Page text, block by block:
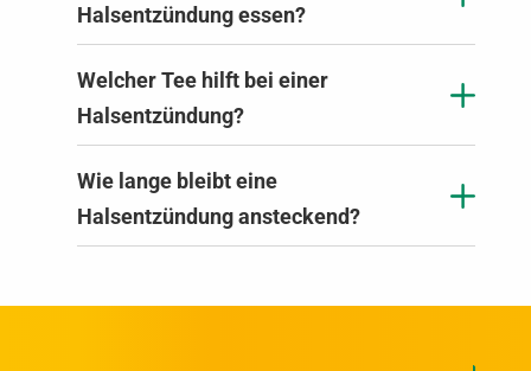
Halsentzündung essen?
Welcher Tee hilft bei einer
Halsentzündung?
Wie lange bleibt eine
Halsentzündung ansteckend?